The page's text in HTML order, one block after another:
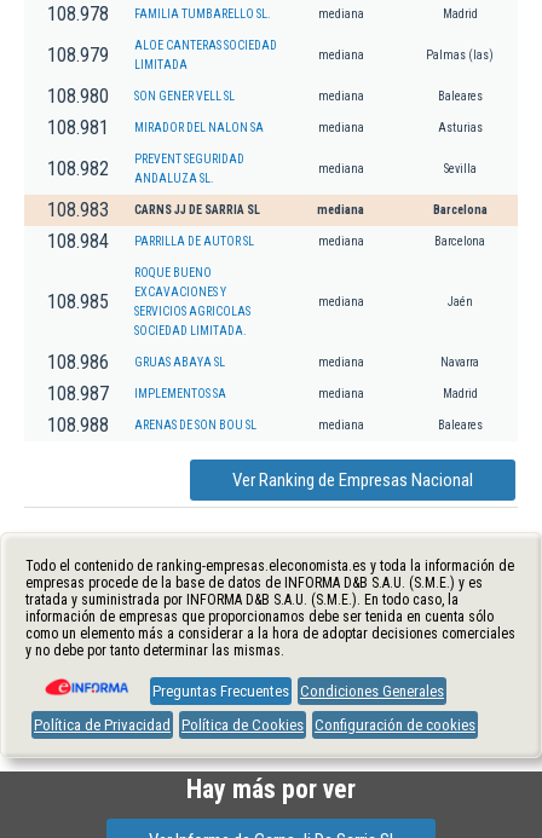
108.978 FAMILIA TUMBARELLO SL. mediana Madrid
108.979
ALOE CANTERAS SOCIEDAD
LIMITADA
mediana Palmas (las)
108.980 SON GENER VELL SL mediana Baleares
108.981 MIRADOR DEL NALON SA mediana Asturias
108.982
PREVENT SEGURIDAD
ANDALUZA SL.
mediana Sevilla
108.983 CARNS JJ DE SARRIA SL mediana Barcelona
108.984 PARRILLA DE AUTOR SL mediana Barcelona
108.985
ROQUE BUENO
EXCAVACIONES Y
SERVICIOS AGRICOLAS
SOCIEDAD LIMITADA.
mediana Jaén
108.986 GRUAS ABAYA SL mediana Navarra
108.987 IMPLEMENTOS SA mediana Madrid
108.988 ARENAS DE SON BOU SL mediana Baleares
Ver Ranking de Empresas Nacional
Todo el contenido de ranking-empresas.eleconomista.es y toda la información de
empresas procede de la base de datos de INFORMA D&B S.A.U. (S.M.E.) y es
tratada y suministrada por INFORMA D&B S.A.U. (S.M.E.). En todo caso, la
información de empresas que proporcionamos debe ser tenida en cuenta sólo
como un elemento más a considerar a la hora de adoptar decisiones comerciales
y no debe por tanto determinar las mismas.
Preguntas Frecuentes Condiciones Generales
Política de Privacidad
Política de Cookies Configuración de cookies
Hay más por ver